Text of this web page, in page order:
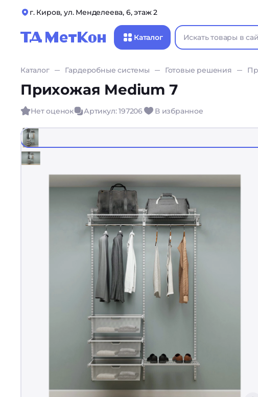
г. Киров, ул. Менделеева, 6, этаж 2
Каталог
Каталог Гардеробные системы Готовые решения
Прихожая Medium 7
Нет оценок Артикул: 197206 В избранное